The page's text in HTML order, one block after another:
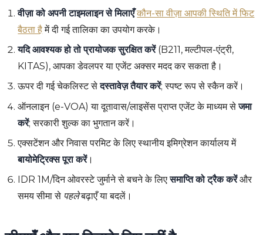
वीज़ा को अपनी टाइमलाइन से मिलाएँ कौन-सा वीज़ा आपकी स्थिति में फिट
बैठता हैमें दी गई तालिका का उपयोग करके।
यदि आवश्यक हो तो प्रायोजक सुरक्षित करें(B211, मल्टीपल-एंट्री,
KITAS), आपका डेवलपर या एजेंट अक्सर मदद कर सकता है।
ऊपर दी गई चेकलिस्ट सेदस्तावेज़ तैयार करें; स्पष्ट रूप से स्कैन करें।
ऑनलाइन (e-VOA) या दूतावास/लाइसेंस प्राप्त एजेंट के माध्यम सेजमा
करें; सरकारी शुल्क का भुगतान करें।
एक्सटेंशन और निवास परमिट के लिए स्थानीय इमिग्रेशन कार्यालय में
बायोमेट्रिक्स पूरा करें।
IDR 1M/दिन ओवरस्टे जुर्माने से बचने के लिएसमाप्ति को ट्रैक करेंऔर
समय सीमा से पहलेबढ़ाएँ या बदलें।